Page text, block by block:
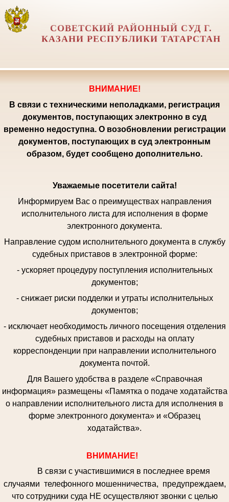
СОВЕТСКИЙ РАЙОННЫЙ СУД Г.
КАЗАНИ РЕСПУБЛИКИ ТАТАРСТАН
ВНИМАНИЕ!
В связи с техническими неполадками, регистрация
документов, поступающих электронно в суд
временно недоступна. О возобновлении регистрации
документов, поступающих в суд электронным
образом, будет сообщено дополнительно.
Уважаемые посетители сайта!
Информируем Вас о преимуществах направления
исполнительного листа для исполнения в форме
электронного документа.
Направление судом исполнительного документа в службу
судебных приставов в электронной форме:
- ускоряет процедуру поступления исполнительных
документов;
- снижает риски подделки и утраты исполнительных
документов;
- исключает необходимость личного посещения отделения
судебных приставов и расходы на оплату
корреспонденции при направлении исполнительного
документа почтой.
Для Вашего удобства в разделе «Справочная
информация» размещены «Памятка о подаче ходатайства
о направлении исполнительного листа для исполнения в
форме электронного документа» и «Образец
ходатайства».
ВНИМАНИЕ!
В связи с участившимися в последнее время
случаями телефонного мошенничества, предупреждаем,
что сотрудники суда НЕ осуществляют звонки с целью